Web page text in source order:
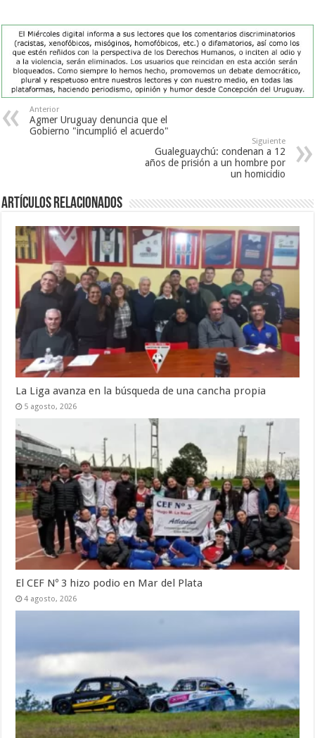
Anterior
Agmer Uruguay denuncia que el
Gobierno "incumplió el acuerdo"
Siguiente
Gualeguaychú: condenan a 12
años de prisión a un hombre por
un homicidio
Artículos Relacionados
La Liga avanza en la búsqueda de una cancha propia
5 agosto, 2026
El CEF Nº 3 hizo podio en Mar del Plata
4 agosto, 2026